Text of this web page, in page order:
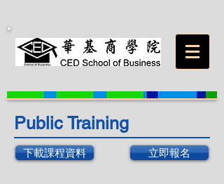
Public Training
下載課程資料 立即報名